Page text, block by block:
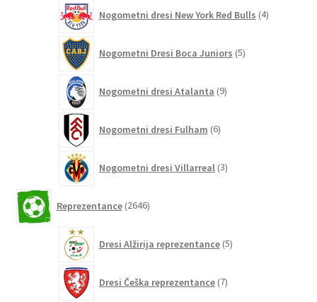
Nogometni dresi New York Red Bulls 4izdelki
Nogometni Dresi Boca Juniors 5izdelkov
Nogometni dresi Atalanta 9izdelkov
Nogometni dresi Fulham 6izdelkov
Nogometni dresi Villarreal 3izdelki
Reprezentance 2646izdelkov
Dresi Alžirija reprezentance 5izdelkov
Dresi Češka reprezentance 7izdelkov